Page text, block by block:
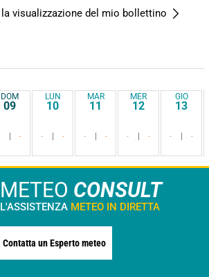
visualizzazione del mio bollettino
DOM
09
-
LUN
10
- -
MAR
11
- -
MER
12
- -
GIO
13
- -
METEO CONSULT
L'ASSISTENZA METEO IN DIRETTA
Contatta un Esperto meteo